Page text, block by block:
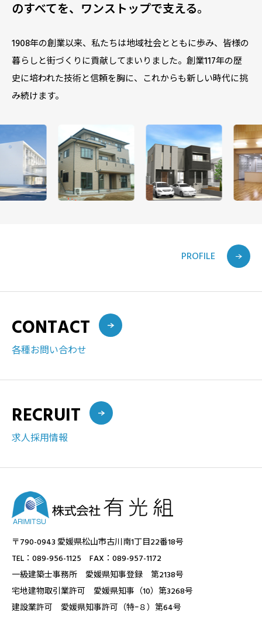
のすべてを、ワンストップで支える。
1908年の創業以来、私たちは地域社会とともに歩み、皆様の
暮らしと街づくりに貢献してまいりました。創業117年の歴
史に培われた技術と信頼を胸に、これからも新しい時代に挑
み続けます。
PROFILE
CONTACT
各種お問い合わせ
RECRUIT
求人採用情報
〒790-0943 愛媛県松山市古川南1丁目22番18号
TEL：089-956-1125 FAX：089-957-1172
一級建築士事務所 愛媛県知事登録 第2138号
宅地建物取引業許可 愛媛県知事（10）第3268号
建設業許可 愛媛県知事許可（特ｰ８）第64号